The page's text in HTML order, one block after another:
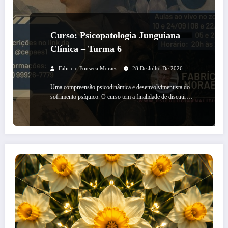
Curso: Psicopatologia Junguiana
Clínica – Turma 6
Fabricio Fonseca Moraes 28 De Julho De 2026
Uma compreensão psicodinâmica e desenvolvimentista do
sofrimento psíquico. O curso tem a finalidade de discutir…